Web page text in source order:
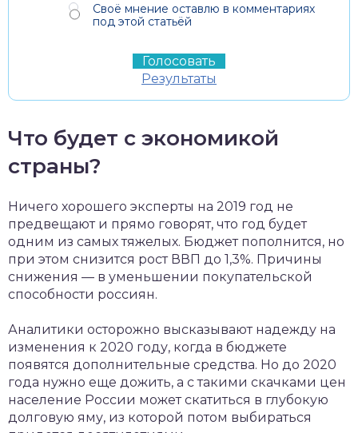
Своё мнение оставлю в комментариях
под этой статьёй
Результаты
Что будет с экономикой
страны?
Ничего хорошего эксперты на 2019 год не
предвещают и прямо говорят, что год будет
одним из самых тяжелых. Бюджет пополнится, но
при этом снизится рост ВВП до 1,3%. Причины
снижения — в уменьшении покупательской
способности россиян.
Аналитики осторожно высказывают надежду на
изменения к 2020 году, когда в бюджете
появятся дополнительные средства. Но до 2020
года нужно еще дожить, а с такими скачками цен
население России может скатиться в глубокую
долговую яму, из которой потом выбираться